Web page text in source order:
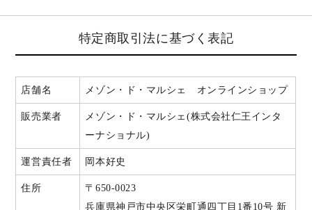
特定商取引法に基づく表記
店舗名 メゾン・ド・マルシェ オンラインショップ
販売業者
メゾン・ド・マルシェ(株式会社仁王インタ
ーナショナル)
運営責任者 岡本好史
住所
〒650-0023
兵庫県神戸市中央区栄町通四丁目1番10号 新